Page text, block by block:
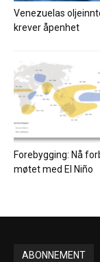
Venezuelas
krever åpenhet
Forebygging: Nå
møtet med El Niño
ABONNEMENT